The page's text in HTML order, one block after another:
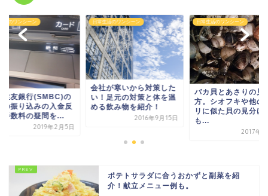
活のワンシーン
住友銀行(SMBC)の
の振り込みの入金反
手数料の疑問を...
2019年2月5日
日常生活のワンシーン
会社が寒いから対策した
い！足元の対策と体を温
める飲み物を紹介！
2016年9月15日
日常生活のワンシーン
バカ貝とあさりの見
方。シオフキや他の
リに似た貝の見分け
も...
2017年4
ポテトサラダに合うおかずと副菜を紹
介！献立メニュー例も。